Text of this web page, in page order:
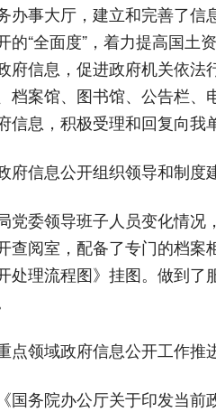
办事大厅，建立和完善了
的“全面度”，着力提高国
府信息，促进政府机关依法
档案馆、图书馆、公告栏
信息，积极受理和回复向我
信息公开组织领导和制度
委领导班子人员变化情况
查阅室，配备了专门的档
处理流程图》挂图。做到
领域政府信息公开工作推
务院办公厅关于印发当前